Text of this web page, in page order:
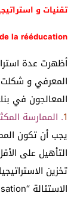
تقنيات و
la rééducation
أظهرت عدة
المعرفي و شكلت
المعالجون في
1. الممارسة
يجب أن تكون
التأهيل على
تخزين